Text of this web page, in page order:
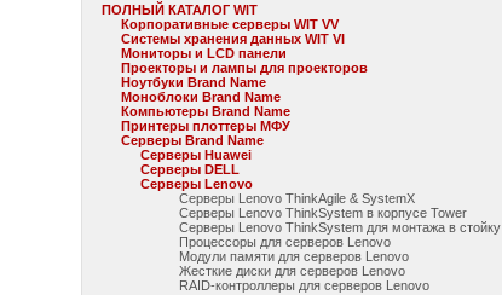
ПОЛНЫЙ КАТАЛОГ WIT
Корпоративные серверы WIT VV
Системы хранения данных WIT VI
Мониторы и LCD панели
Проекторы и лампы для проекторов
Ноутбуки Brand Name
Моноблоки Brand Name
Компьютеры Brand Name
Принтеры плоттеры МФУ
Серверы Brand Name
Серверы Huawei
Серверы DELL
Серверы Lenovo
Серверы Lenovo ThinkAgile & SystemX
Серверы Lenovo ThinkSystem в корпусе Tower
Серверы Lenovo ThinkSystem для монтажа в стойку
Процессоры для серверов Lenovo
Модули памяти для серверов Lenovo
Жесткие диски для серверов Lenovo
RAID-контроллеры для серверов Lenovo